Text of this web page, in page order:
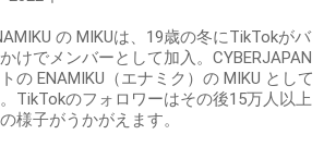
の MIKUは、19歳の冬にTikTokがバ
けでメンバーとして加入。CYBERJAPAN
の ENAMIKU（エナミク）の MIKU として
TikTokのフォロワーはその後15万人以上
様子がうかがえます。